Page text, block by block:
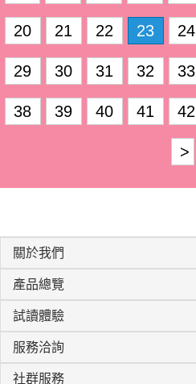
20 21 22 23 24
29 30 31 32 33
38 39 40 41 42
>
關於我們
產品總覽
試讀體驗
服務洽詢
社群服務